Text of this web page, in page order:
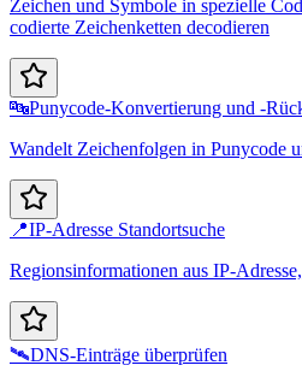
Zeichen und Symbole in spezielle
codierte Zeichenketten decodieren
🔤Punycode-Konvertierung und -
Wandelt Zeichenfolgen in Punycode
📍IP-Adresse Standortsuche
Regionsinformationen aus IP-
🛰️DNS-Einträge überprüfen